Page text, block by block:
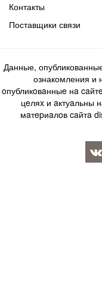
Контакты
Поставщики связи
Данные,
ознакомления и
oпубликoвaнныe нa
цeляx и aктуaльны
мaтepиaлoв caйтa